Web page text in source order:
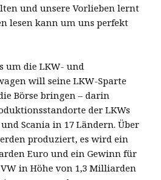
und unsere Vorlieben lernt
lesen kann um uns perfekt
um die LKW- und
will seine LKW-Sparte
Börse bringen – darin
der LKWs
Scania in 17 Ländern. Über
produziert, es wird ein
Euro und ein Gewinn für
in Höhe von 1,3 Milliarden